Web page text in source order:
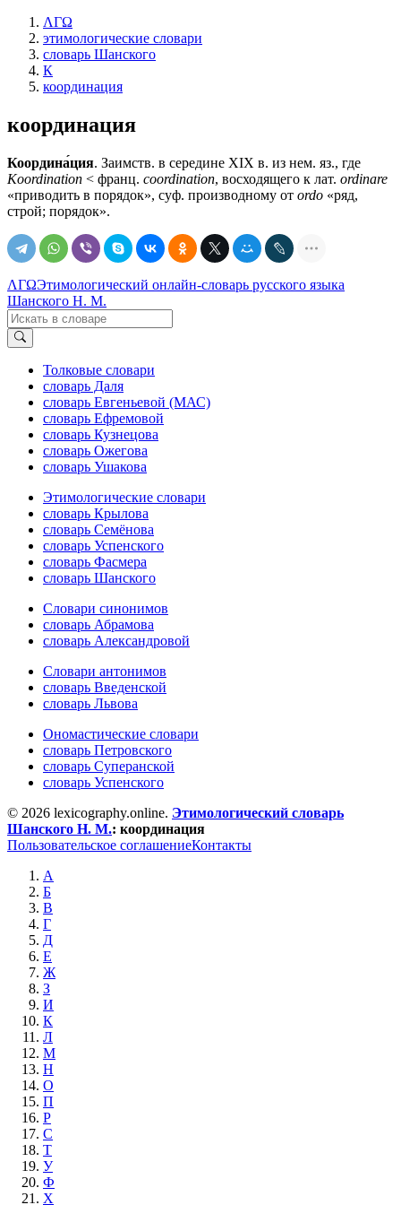
ΛΓΩ
этимологические словари
словарь Шанского
К
координация
координация
Координа́ция. Заимств. в середине XIX в. из нем. яз., где
Koordination < франц. coordination, восходящего к лат. ordinare
«приводить в порядок», суф. производному от ordo «ряд,
строй; порядок».
ΛΓΩЭтимологический онлайн-словарь русского языка
Шанского Н. М.
Толковые словари
словарь Даля
словарь Евгеньевой (МАС)
словарь Ефремовой
словарь Кузнецова
словарь Ожегова
словарь Ушакова
Этимологические словари
словарь Крылова
словарь Семёнова
словарь Успенского
словарь Фасмера
словарь Шанского
Словари синонимов
словарь Абрамова
словарь Александровой
Словари антонимов
словарь Введенской
словарь Львова
Ономастические словари
словарь Петровского
словарь Суперанской
словарь Успенского
© 2026 lexicography.online. Этимологический словарь
Шанского Н. М.: координация
Пользовательское соглашениеКонтакты
А
Б
В
Г
Д
Е
Ж
З
И
К
Л
М
Н
О
П
Р
С
Т
У
Ф
Х